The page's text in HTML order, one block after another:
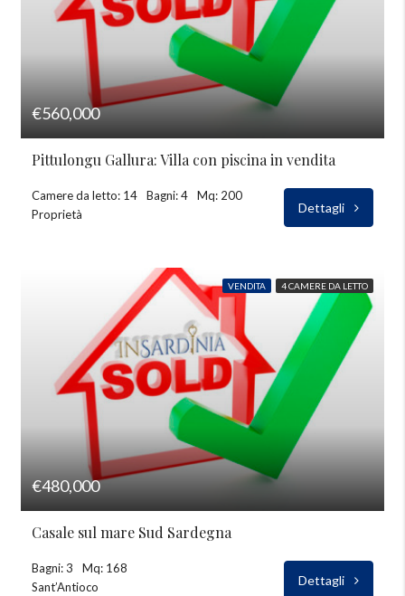
€560,000
Pittulongu Gallura: Villa con piscina in vendita
Camere da letto: 14 Bagni: 4
Mq: 200
Proprietà
Dettagli
VENDITA 4 CAMERE DA LETTO
€480,000
Casale sul mare Sud Sardegna
Bagni: 3
Mq: 168
Sant’Antioco
Dettagli